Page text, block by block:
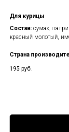
Для курицы
Состав: сумах,
красный молотый,
Страна
195 руб.